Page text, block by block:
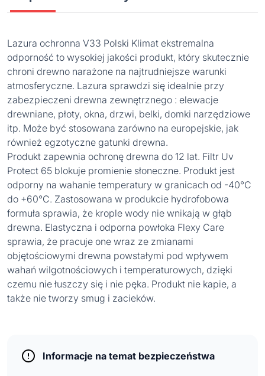
Lazura ochronna V33 Polski Klimat ekstremalna
odporność to wysokiej jakości produkt, który skutecznie
chroni drewno narażone na najtrudniejsze warunki
atmosferyczne. Lazura sprawdzi się idealnie przy
zabezpieczeni drewna zewnętrznego : elewacje
drewniane, płoty, okna, drzwi, belki, domki narzędziowe
itp. Może być stosowana zarówno na europejskie, jak
również egzotyczne gatunki drewna.
Produkt zapewnia ochronę drewna do 12 lat. Filtr Uv
Protect 65 blokuje promienie słoneczne. Produkt jest
odporny na wahanie temperatury w granicach od -40°C
do +60°C. Zastosowana w produkcie hydrofobowa
formuła sprawia, że krople wody nie wnikają w głąb
drewna. Elastyczna i odporna powłoka Flexy Care
sprawia, że pracuje one wraz ze zmianami
objętościowymi drewna powstałymi pod wpływem
wahań wilgotnościowych i temperaturowych, dzięki
czemu nie łuszczy się i nie pęka. Produkt nie kapie, a
także nie tworzy smug i zacieków.
Informacje na temat bezpieczeństwa